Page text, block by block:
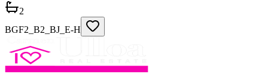
2
BGF2_B2_BJ_E-H